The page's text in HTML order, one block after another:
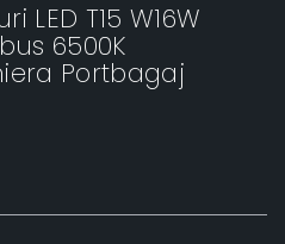
LED T15 W16W
6500K
Portbagaj